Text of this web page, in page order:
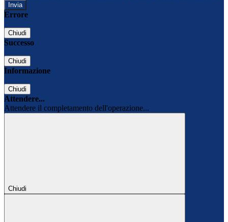
Errore
Chiudi
Successo
Chiudi
Informazione
Chiudi
Attendere...
Attendere il completamento dell'operazione...
Chiudi